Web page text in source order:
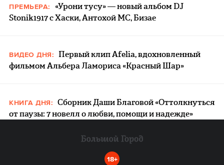
ПРЕМЬЕРА:
«Урони тусу» — новый альбом DJ
Stonik1917 с Хаски, Антохой МС, Бизае
ВИДЕО ДНЯ: Первый клип Afelia, вдохновленный
фильмом Альбера Ламориса «Красный Шар»
КНИГА ДНЯ: Сборник Даши Благовой «Оттолкнуться
от паузы: 7 новелл о любви, помощи и надежде»
18+